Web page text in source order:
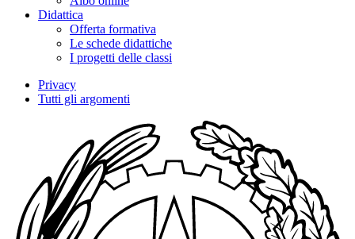
Didattica
Offerta formativa
Le schede didattiche
I progetti delle classi
Privacy
Tutti gli argomenti